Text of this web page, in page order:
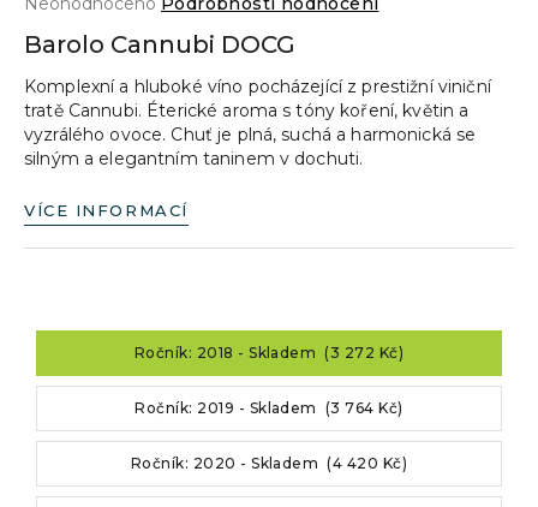
produktu
0,0
z
5
hvězdiček.
Barolo Cannubi DOCG
Komplexní a hluboké víno pocházející z prestižní viniční
tratě Cannubi. Éterické aroma s tóny koření, květin a
vyzrálého ovoce. Chuť je plná, suchá a harmonická se
silným a elegantním taninem v dochuti.
VÍCE INFORMACÍ
Ročník: 2018 - Skladem (3 272 Kč)
Ročník: 2019 - Skladem (3 764 Kč)
Ročník: 2020 - Skladem (4 420 Kč)
a
j
í
t
?
D
p